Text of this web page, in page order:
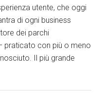
utente, che oggi
di ogni business
dei parchi
praticato con più o meno
Il più grande